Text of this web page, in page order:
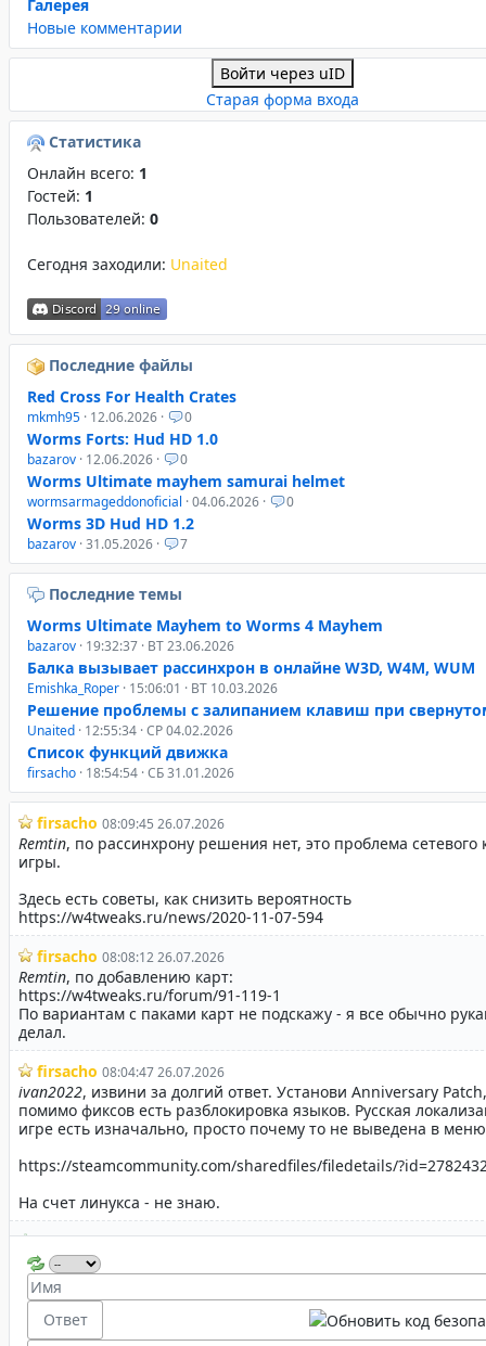
Галерея
Новые комментарии
Войти через uID
Старая форма входа
Статистика
Онлайн всего: 1
Гостей: 1
Пользователей: 0
Сегодня заходили: Unaited
Последние файлы
Red Cross For Health Crates
mkmh95 · 12.06.2026 · 0
Worms Forts: Hud HD 1.0
bazarov · 12.06.2026 · 0
Worms Ultimate mayhem samurai helmet
wormsarmageddonoficial · 04.06.2026 · 0
Worms 3D Hud HD 1.2
bazarov · 31.05.2026 · 7
Последние темы
Worms Ultimate Mayhem to Worms 4 Mayhem
bazarov · 19:32:37 · ВТ 23.06.2026
Балка вызывает рассинхрон в онлайне W3D, W4M, WUM
Emishka_Roper · 15:06:01 · ВТ 10.03.2026
Решение проблемы с залипанием клавиш при
Unaited · 12:55:34 · СР 04.02.2026
Список функций движка
firsacho · 18:54:54 · СБ 31.01.2026